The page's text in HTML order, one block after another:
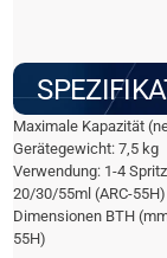
Maximale Kapazität
Gerätegewicht: 7,5 kg
Verwendung: 1-4
20/30/55ml (ARC-55H)
Dimensionen BTH
55H)